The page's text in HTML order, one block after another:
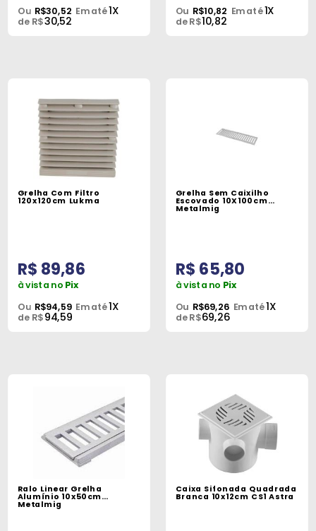
Ou R$30,52 Em até1X
de R$30,52
Ou R$10,82 Em até1X
de R$10,82
Grelha Com Filtro
120x120cm Lukma
R$ 89,86
à vista no Pix
Ou R$94,59 Em até1X
de R$94,59
Grelha Sem Caixilho
Escovado 10X100cm
Metalmig
R$ 65,80
à vista no Pix
Ou R$69,26 Em até1X
de R$69,26
Ralo Linear Grelha
Alumínio 10x50cm
Metalmig
Caixa Sifonada Quadrada
Branca 10x12cm CS1 Astra